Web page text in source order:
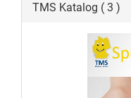
TMS Katalog ( 3 )